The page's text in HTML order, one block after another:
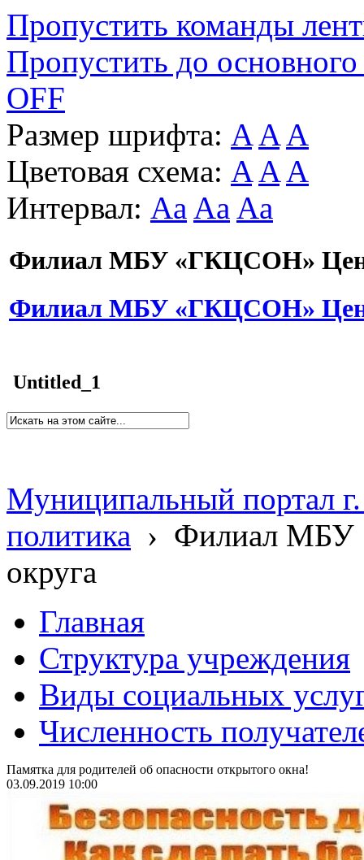
Пропустить команды
Пропустить до основного
OFF
Размер шрифта: A A A
Цветовая схема: A A A
Интервал: Aa Aa Aa
Филиал МБУ «ГКЦСОН»
Филиал МБУ «ГКЦСОН»
Untitled_1
Муниципальный портал
политика › Филиал МБУ
округа
Главная
Структура учреждения
Виды социальных
Численность
Памятка для родителей об опасности открытого окна!
03.09.2019 10:00